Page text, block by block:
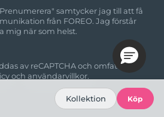
samtycker jag till att få
från FOREO. Jag förstår
mig när som helst.
av reCAPTCHA och omfattas av
och användarvillkor.
Kollektion Köp